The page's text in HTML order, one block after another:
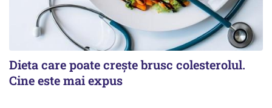
Dieta care poate crește brusc colesterolul.
Cine este mai expus